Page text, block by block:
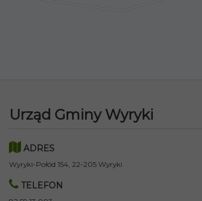
Urząd Gminy Wyryki
ADRES
Wyryki-Połód 154, 22-205 Wyryki
TELEFON